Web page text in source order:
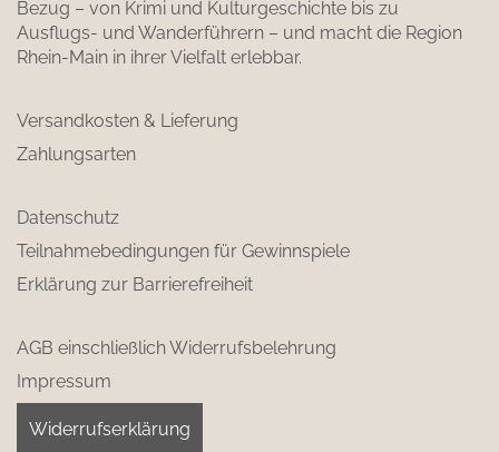
Bezug – von Krimi und Kulturgeschichte bis zu
Ausflugs- und Wanderführern – und macht die Region
Rhein-Main in ihrer Vielfalt erlebbar.
Versandkosten & Lieferung
Zahlungsarten
Datenschutz
Teilnahmebedingungen für Gewinnspiele
Erklärung zur Barrierefreiheit
AGB einschließlich Widerrufsbelehrung
Impressum
Widerrufserklärung